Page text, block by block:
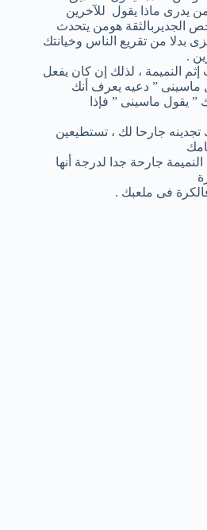
يدرى ماذا يقول للآخرين
الجديربالثقة هومن يتحدث
من تقريع الناس وخيانتك
.
إثم النميمة ، لذلك إن كان يفعل
ماسينى ” دعيه يعرف أنك
يقول ماسينى ” فإذا
جارحا لك ، تستطيعين
جارحة جدا لدرجة أنها
فى ملعبك .